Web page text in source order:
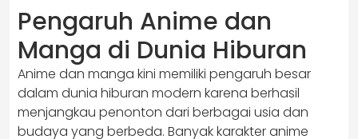
Pengaruh Anime dan
Manga di Dunia Hiburan
Anime dan manga kini memiliki pengaruh besar
dalam dunia hiburan modern karena berhasil
menjangkau penonton dari berbagai usia dan
budaya yang berbeda. Banyak karakter anime